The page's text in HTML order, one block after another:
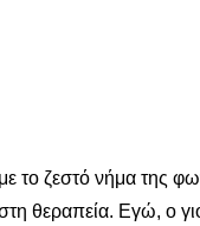
ζεστό νήμα της
θεραπεία. Εγώ, ο